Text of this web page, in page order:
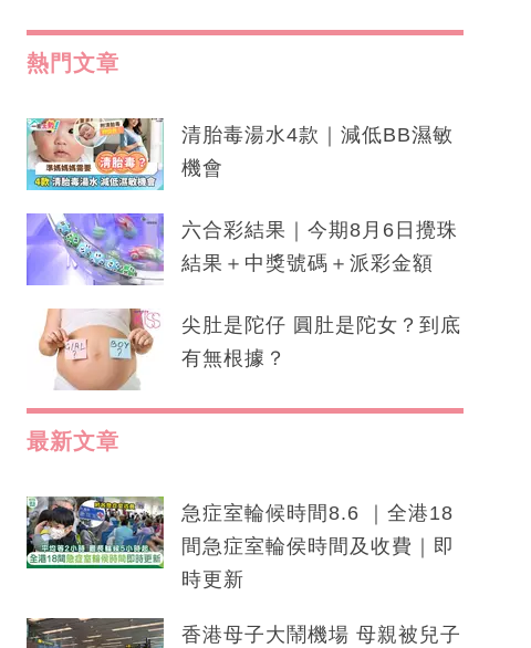
熱門文章
清胎毒湯水4款｜減低BB濕敏
機會
六合彩結果｜今期8月6日攪珠
結果＋中獎號碼＋派彩金額
尖肚是陀仔 圓肚是陀女？到底
有無根據？
最新文章
急症室輪候時間8.6 ｜全港18
間急症室輪侯時間及收費｜即
時更新
香港母子大鬧機場 母親被兒子